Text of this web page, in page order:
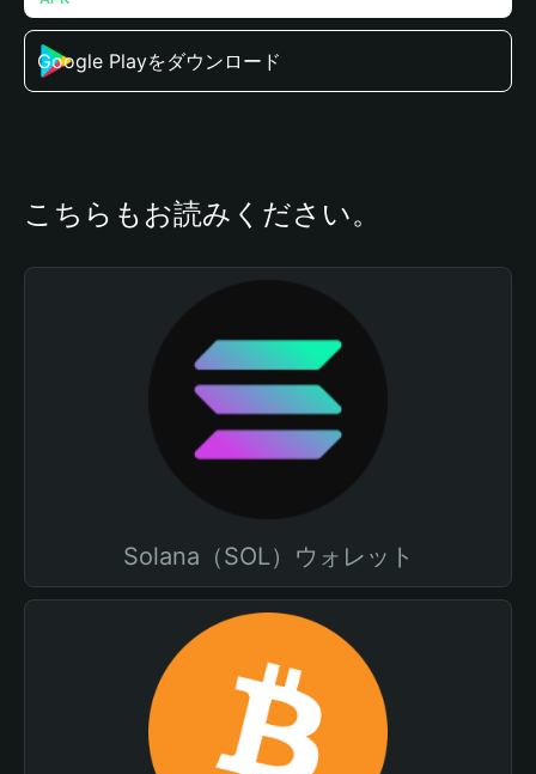
Google Playをダウンロード
こちらもお読みください。
Solana（SOL）ウォレット